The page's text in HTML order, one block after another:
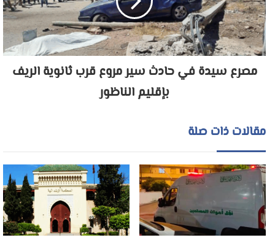
مصرع سيدة في حادث سير مروع قرب ثانوية الريف
بإقليم الناظور
مقالات ذات صلة